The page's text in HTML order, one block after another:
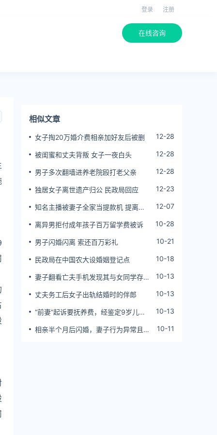
登录 注册
在线咨询
相似文章
女子掏20万婚介费相亲加好友后被删 12-28
被闺蜜和丈夫背叛 女子一夜白头 12-28
男子多次翻墙进养老院殴打老父亲 12-28
独居女子离世遗产归公 民政局回应 12-23
知名主播被妻子全家当提款机 提离婚
12-07
离异男拒付成年孩子百万留学费被诉 10-28
男子闪婚闪离 索还百万彩礼 10-21
民政局在中国农大设婚姻登记点 10-18
妻子翻看亡夫手机发现其与女同学存婚
10-13
丈夫务工后女子出轨结婚时的伴郎 10-13
“前妻”起诉要抚养费，经鉴定9岁儿子
10-13
相亲半个月后闪婚，妻子行为异常且持
10-11